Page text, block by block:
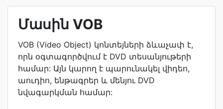
Մասին VOB
VOB (Video Object) կոնտեյների ձևաչափ է,
որն օգտագործվում է DVD տեսանյութերի
համար: Այն կարող է պարունակել վիդեո,
աուդիո, ենթագրեր և մենյու DVD
նվագարկման համար: